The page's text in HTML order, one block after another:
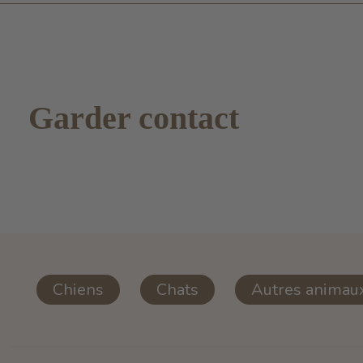
Garder contact
Chiens Chats Autres